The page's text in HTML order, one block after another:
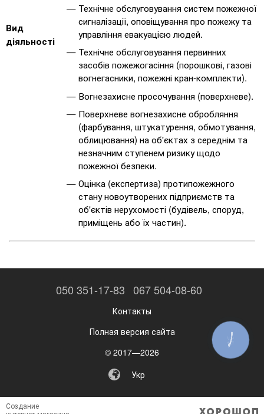
Вид
діяльності
Технічне обслуговування систем пожежної
сигналізації, оповіщування про пожежу та
управління евакуацією людей.
Технічне обслуговування первинних
засобів пожежогасіння (порошкові, газові
вогнегасники, пожежні кран-комплекти).
Вогнезахисне просочування (поверхневе).
Поверхневе вогнезахисне обробляння
(фарбування, штукатурення, обмотування,
облицювання) на об'єктах з середнім та
незначним ступенем ризику щодо
пожежної безпеки.
Оцінка (експертиза) протипожежного
стану новоутворених підприємств та
об'єктів нерухомості (будівель, споруд,
приміщень або їх частин).
050 351-17-83 067 504-08-60
Контакты
Полная версия сайта
© 2017—2026
Укр
Создание
КНОПКА
ЗВ'ЯЗКУ